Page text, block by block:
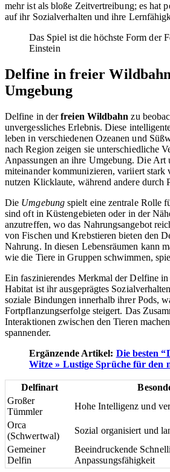
mehr ist als bloße Zeitvertreibung; es hat
auf ihr Sozialverhalten und ihre
Das Spiel ist die höchste Form der
Einstein
Delfine in freier
Umgebung
Delfine in derfreien Wildbahn zu
unvergessliches Erlebnis. Diese
leben in verschiedenen Ozeanen und
nach Region zeigen sie unterschiedliche
Anpassungen an ihre Umgebung. Die
miteinander kommunizieren, variiert
nutzen Klicklaute, während andere durch
Die Umgebungspielt eine zentrale Rolle
sind oft in Küstengebieten oder in der
anzutreffen, wo das Nahrungsangebot
von Fischen und Krebstieren bieten den
Nahrung. In diesen Lebensräumen kann
wie die Tiere in Gruppen schwimmen,
Ein faszinierendes Merkmal der Delfine
Habitat ist ihr ausgeprägtes
soziale Bindungen innerhalb ihrer Pods,
Fortpflanzungserfolge steigert. Das
Interaktionen zwischen den Tieren
spannender.
Ergänzende Artikel: Die besten
Witze » Lustige Sprüche für den
Delfinart
Großer
Tümmler
Hohe Intelligenz und
Orca
(Schwertwal)
Sozial organisiert und
Gemeiner
Delfin
Beeindruckende
Anpassungsfähigkeit